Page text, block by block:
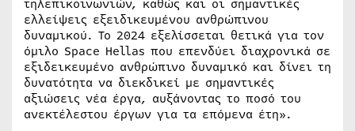
τηλεπικοινωνιών, καθώς και οι σημαντικές
ελλείψεις εξειδικευμένου ανθρώπινου
δυναμικού. Το 2024 εξελίσσεται θετικά για τον
όμιλο Space Hellas που επενδύει διαχρονικά σε
εξιδεικευμένο ανθρώπινο δυναμικό και δίνει τη
δυνατότητα να διεκδικεί με σημαντικές
αξιώσεις νέα έργα, αυξάνοντας το ποσό του
ανεκτέλεστου έργων για τα επόμενα έτη».